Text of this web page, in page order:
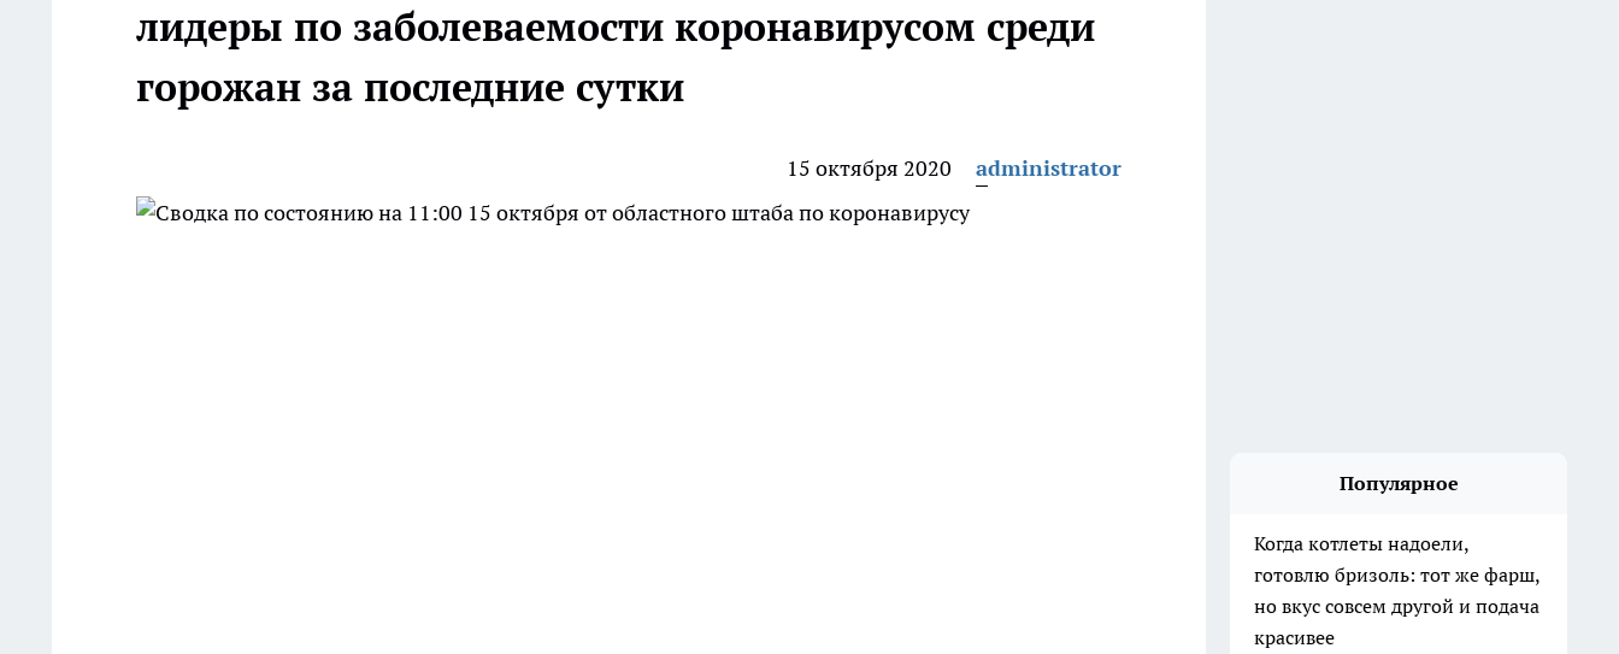
лидеры по заболеваемости коронавирусом среди
горожан за последние сутки
15 октября 2020 administrator
Популярное
Когда котлеты надоели,
готовлю бризоль: тот же фарш,
но вкус совсем другой и подача
красивее